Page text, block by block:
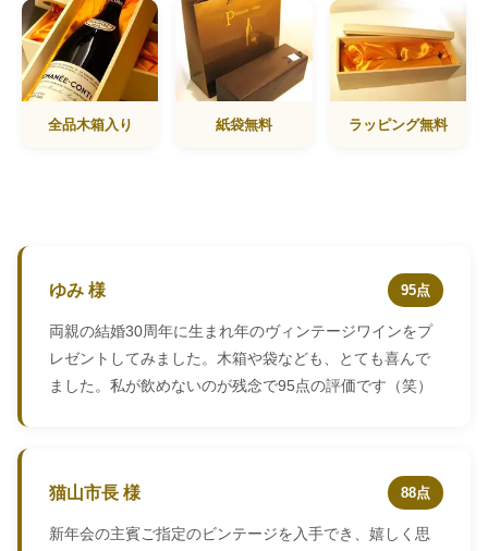
全品木箱入り 紙袋無料 ラッピング無料
ゆみ 様 95点
両親の結婚30周年に生まれ年のヴィンテージワインをプ
レゼントしてみました。木箱や袋なども、とても喜んで
ました。私が飲めないのが残念で95点の評価です（笑）
猫山市長 様 88点
新年会の主賓ご指定のビンテージを入手でき、嬉しく思